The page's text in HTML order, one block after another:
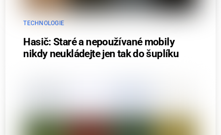
TECHNOLOGIE
Hasič: Staré a nepoužívané mobily
nikdy neukládejte jen tak do šuplíku